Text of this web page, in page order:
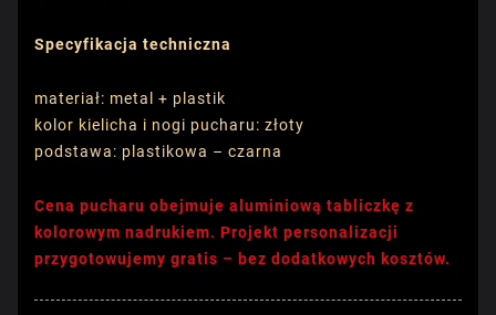
Specyfikacja techniczna
materiał: metal + plastik
kolor kielicha i nogi pucharu: złoty
podstawa: plastikowa – czarna
Cena pucharu obejmuje aluminiową tabliczkę z
kolorowym nadrukiem. Projekt personalizacji
przygotowujemy gratis – bez dodatkowych kosztów.